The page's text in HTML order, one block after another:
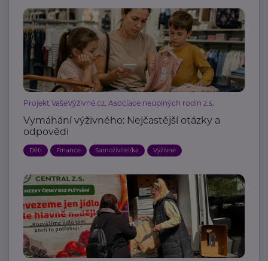
Projekt VašeVýživné.cz, Asociace neúplných rodin z.s.
Vymáhání výživného: Nejčastější otázky a
odpovědi
Děti Finance Samoživitel/ka Výživné